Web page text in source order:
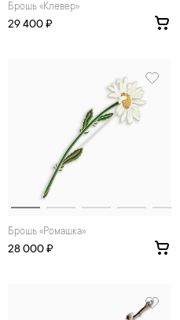
Брошь «Клевер»
29 400 ₽
Брошь «Ромашка»
28 000 ₽